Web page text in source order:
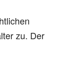
zu. Der